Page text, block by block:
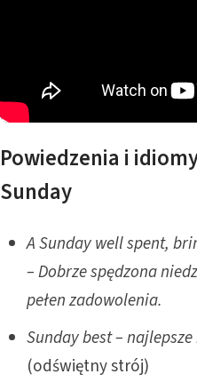
Powiedzenia i
Sunday
A Sunday well spent,
– Dobrze spędzona
pełen zadowolenia.
Sunday best –
(odświętny strój)